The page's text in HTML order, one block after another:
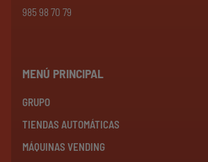
985 98 70 79
MENÚ PRINCIPAL
GRUPO
TIENDAS AUTOMÁTICAS
MÁQUINAS VENDING